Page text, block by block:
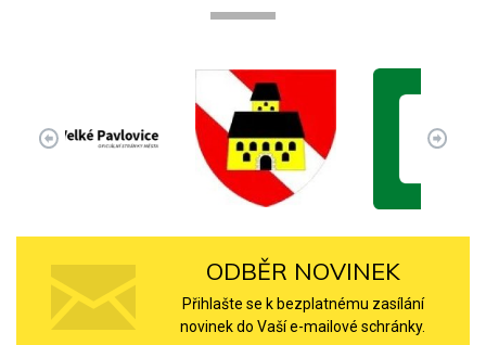
ODBĚR NOVINEK
Přihlašte se k bezplatnému zasílání
novinek do Vaší e-mailové schránky.